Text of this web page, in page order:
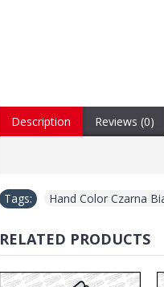
Description Reviews (0)
Tags: Hand Color Czarna
RELATED PRODUCTS